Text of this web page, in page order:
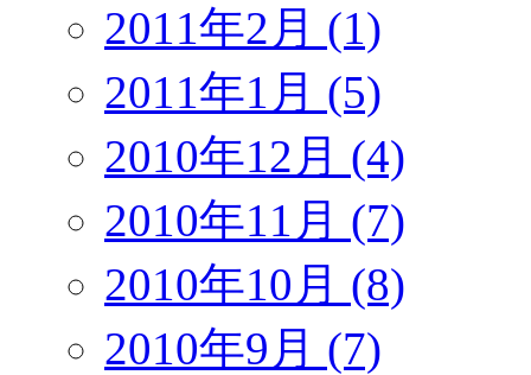
2011年2月 (1)
2011年1月 (5)
2010年12月 (4)
2010年11月 (7)
2010年10月 (8)
2010年9月 (7)